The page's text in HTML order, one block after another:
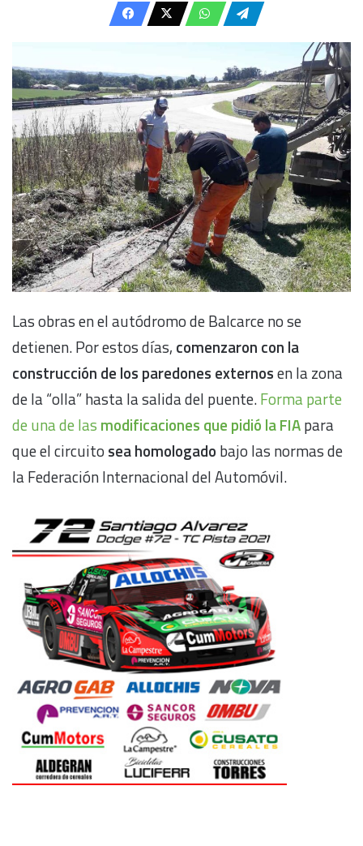
Las obras en el autódromo de Balcarce no se
detienen. Por estos días, comenzaron con la
construcción de los paredones externosen la zona
de la “olla” hasta la salida del puente.Forma parte
de una de las modificaciones que pidió la FIApara
que el circuito sea homologado bajo las normas de
la Federación Internacional del Automóvil.